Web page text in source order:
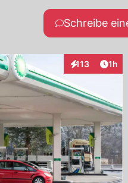
Schreibe
113
Interaktionen
1h